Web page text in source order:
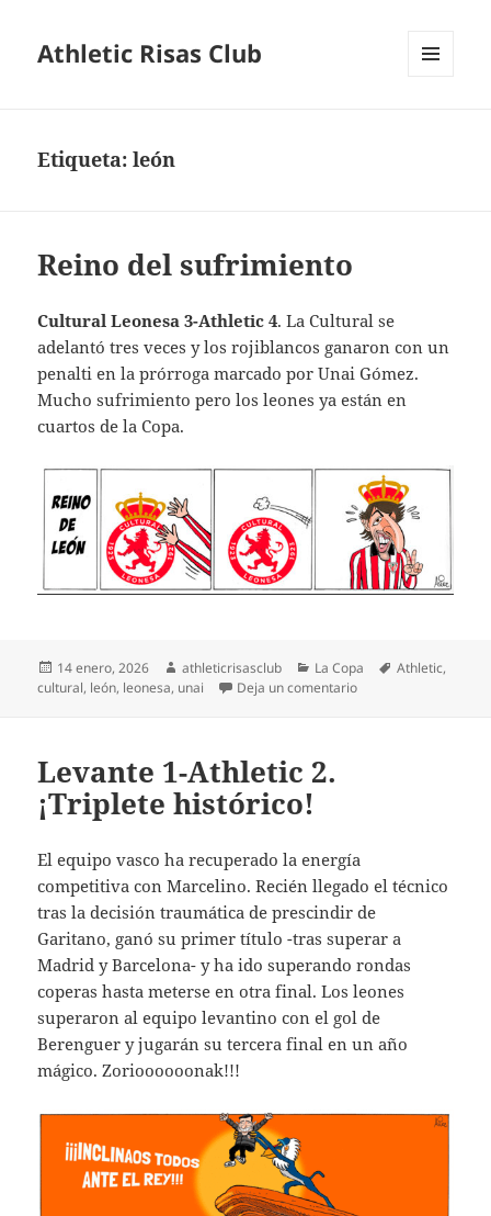
Athletic Risas Club
Etiqueta:león
Reino del sufrimiento
Cultural Leonesa 3-Athletic 4. La Cultural se
adelantó tres veces y los rojiblancos ganaron con un
penalti en la prórroga marcado por Unai Gómez.
Mucho sufrimiento pero los leones ya están en
cuartos de la Copa.
Publicado
el
14 enero, 2026 Autor
athleticrisasclub Categorías
La Copa Etiquetas
Athletic,
cultural, león, leonesa, unai Deja un comentarioen Reino del
Levante 1-Athletic 2.
¡Triplete histórico!
El equipo vasco ha recuperado la energía
competitiva con Marcelino. Recién llegado el técnico
tras la decisión traumática de prescindir de
Garitano, ganó su primer título -tras superar a
Madrid y Barcelona- y ha ido superando rondas
coperas hasta meterse en otra final. Los leones
superaron al equipo levantino con el gol de
Berenguer y jugarán su tercera final en un año
mágico. Zorioooooonak!!!